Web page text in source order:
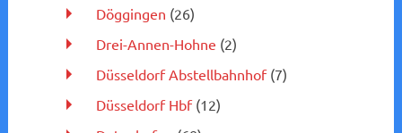
Döggingen (26)
Drei-Annen-Hohne (2)
Düsseldorf Abstellbahnhof(7)
Düsseldorf Hbf(12)